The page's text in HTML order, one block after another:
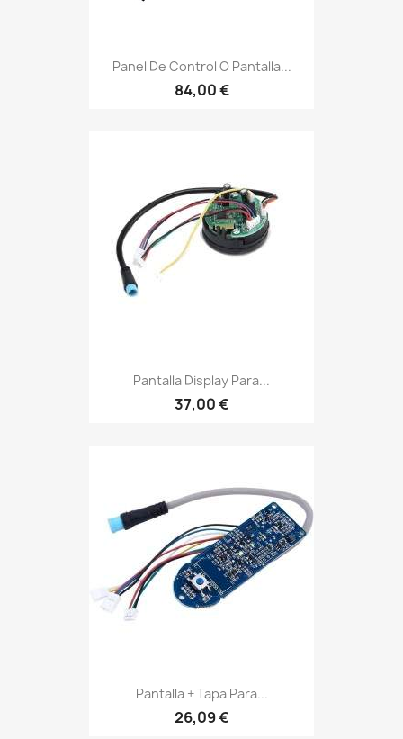
Panel De Control O Pantalla...
84,00 €
Pantalla Display Para...
37,00 €
Pantalla + Tapa Para...
26,09 €